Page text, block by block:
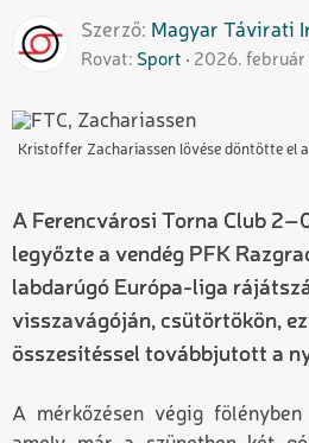
Szerző Magyar Távirati
Rovat Sport 2026. február
Kristoffer Zachariassen lövése döntötte el
A Ferencvárosi Torna Club
legyőzte a vendég PFK
labdarúgó Európa-liga
visszavágóján, csütörtökön,
összesítéssel továbbjutott a
A mérkőzésen végig